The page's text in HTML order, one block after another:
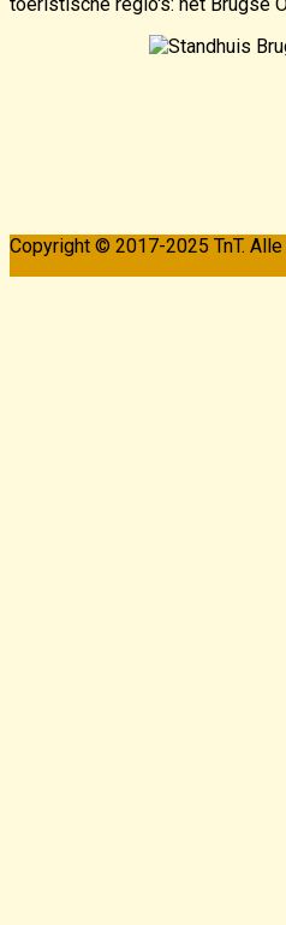
Copyright © 2017-2025 TnT.